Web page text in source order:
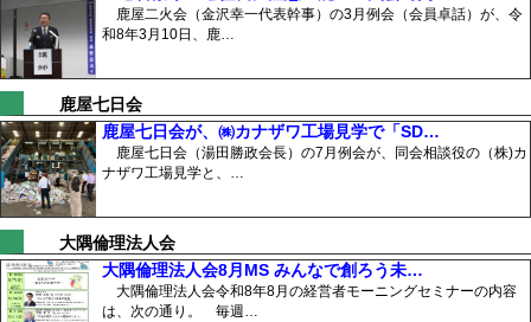
鹿屋二火会（金沢幸一代表幹事）の3月例会（会員卓話）が、令
和8年3月10日、鹿…
鹿屋七日会
鹿屋七日会が、㈱カナザワ工場見学で「SD…
鹿屋七日会（湯田勝政会長）の7月例会が、同会相談役の（株)カ
ナザワ工場見学と、…
大隅倫理法人会
大隅倫理法人会8月MS みんなで創ろう未…
大隅倫理法人会令和8年8月の経営者モーニングセミナーの内容
は、次の通り。 毎週…